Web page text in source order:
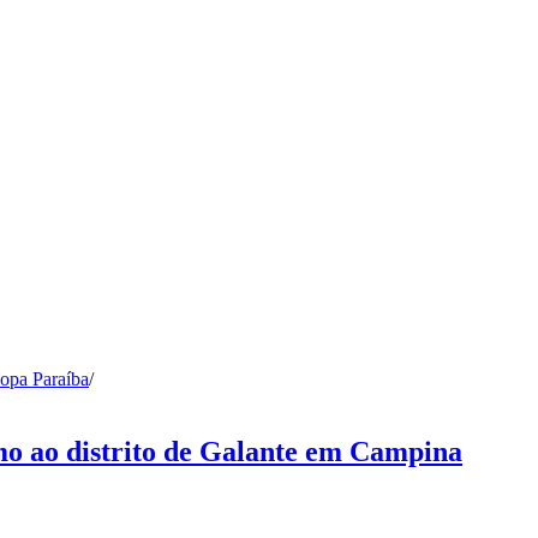
Paraíba/
ao distrito de Galante em Campina